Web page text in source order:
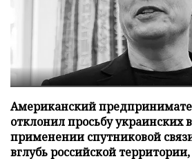
Американский
отклонил просьбу украинских
применении спутниковой
вглубь российской территории,